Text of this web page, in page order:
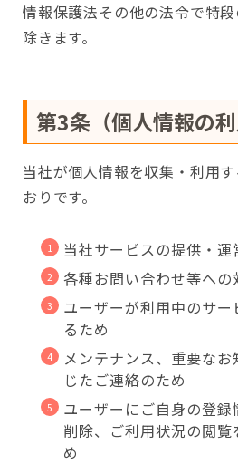
情報保護法その他の法令で特
除きます。
第3条（個人情報の利
当社が個人情報を収集・利用
おりです。
当社サービスの提供・運
各種お問い合わせ等への
ユーザーが利用中のサ
るため
メンテナンス、重要な
じたご連絡のため
ユーザーにご自身の登録
削除、ご利用状況の閲
め